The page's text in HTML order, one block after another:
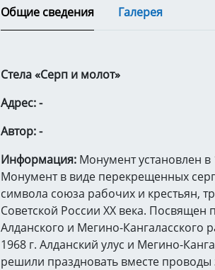
Общие сведения Галерея
Стела «Серп и молот»
Адрес: -
Автор: -
Информация: Монумент установлен в
Монумент в виде перекрещенных
символа союза рабочих и крестьян,
Советской России ХХ века. Посвящен
Алданского и Мегино-Кангаласского
1968 г. Алданский улус и Мегино-
решили праздновать вместе проводы